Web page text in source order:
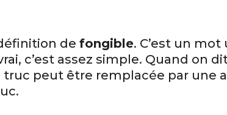
de fongible. C’est un mot
c’est assez simple. Quand on
peut être remplacée par une